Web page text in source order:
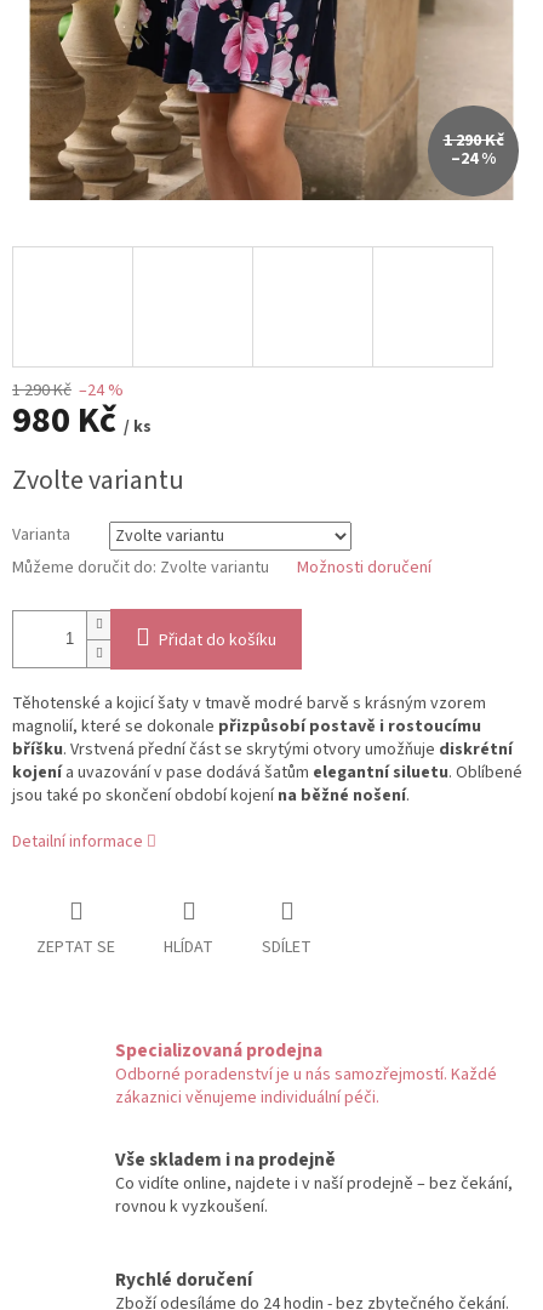
1 290 Kč
–24 %
1 290 Kč –24 %
980 Kč / ks
cena:
Zvolte variantu
Varianta
Můžeme doručit do: Zvolte variantu Možnosti doručení
Přidat do košíku
Těhotenské a kojicí šaty v tmavě modré barvě s krásným vzorem
magnolií, které se dokonale přizpůsobí postavě i rostoucímu
bříšku. Vrstvená přední část se skrytými otvory umožňuje diskrétní
kojenía uvazování v pase dodává šatům elegantní siluetu. Oblíbené
jsou také po skončení období kojenína běžné nošení.
Detailní informace
ZEPTAT SE HLÍDAT SDÍLET
Specializovaná prodejna
Odborné poradenství je u nás samozřejmostí. Každé
zákaznici věnujeme individuální péči.
Vše skladem i na prodejně
Co vidíte online, najdete i v naší prodejně – bez čekání,
rovnou k vyzkoušení.
Rychlé doručení
Zboží odesíláme do 24 hodin - bez zbytečného čekání.